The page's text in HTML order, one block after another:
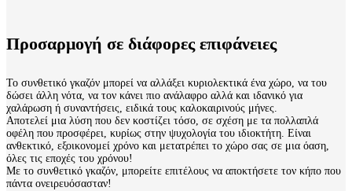
Προσαρμογή σε διάφορες επιφάνειες
Το συνθετικό γκαζόν μπορεί να αλλάξει κυριολεκτικά ένα χώρο, να του
δώσει άλλη νότα, να τον κάνει πιο ανάλαφρο αλλά και ιδανικό για
χαλάρωση ή συναντήσεις, ειδικά τους καλοκαιρινούς μήνες.
Αποτελεί μια λύση που δεν κοστίζει τόσο, σε σχέση με τα πολλαπλά
οφέλη που προσφέρει, κυρίως στην ψυχολογία του ιδιοκτήτη. Είναι
ανθεκτικό, εξοικονομεί χρόνο και μετατρέπει το χώρο σας σε μια όαση,
όλες τις εποχές του χρόνου!
Με το συνθετικό γκαζόν, μπορείτε επιτέλους να αποκτήσετε τον κήπο που
πάντα ονειρευόσασταν!